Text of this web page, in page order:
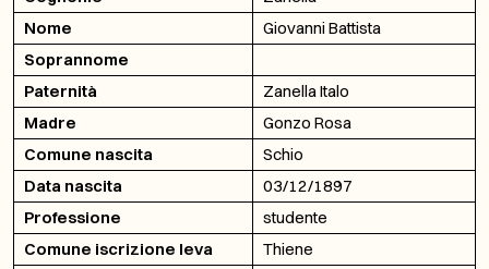
Nome
Giovanni Battista
Soprannome
Paternità
Zanella Italo
Madre
Gonzo Rosa
Comune nascita
Schio
Data nascita
03/12/1897
Professione
studente
Comune iscrizione leva
Thiene